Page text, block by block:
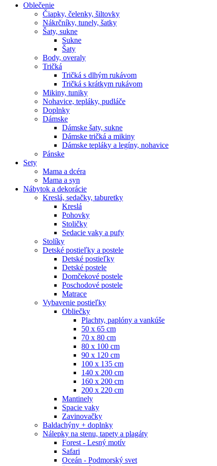
Oblečenie
Čiapky, čelenky, šiltovky
Nákrčníky, tunely, šatky
Šaty, sukne
Sukne
Šaty
Body, overaly
Tričká
Tričká s dlhým rukávom
Tričká s krátkym rukávom
Mikiny, tuniky
Nohavice, tepláky, pudláče
Doplnky
Dámske
Dámske šaty, sukne
Dámske tričká a mikiny
Dámske tepláky a legíny, nohavice
Pánske
Sety
Mama a dcéra
Mama a syn
Nábytok a dekorácie
Kreslá, sedačky, taburetky
Kreslá
Pohovky
Stoličky
Sedacie vaky a pufy
Stolíky
Detské postieľky a postele
Detské postieľky
Detské postele
Domčekové postele
Poschodové postele
Matrace
Vybavenie postieľky
Obliečky
Plachty, paplóny a vankúše
50 x 65 cm
70 x 80 cm
80 x 100 cm
90 x 120 cm
100 x 135 cm
140 x 200 cm
160 x 200 cm
200 x 220 cm
Mantinely
Spacie vaky
Zavinovačky
Baldachýny + doplnky
Nálepky na stenu, tapety a plagáty
Forest - Lesný motív
Safari
Oceán - Podmorský svet